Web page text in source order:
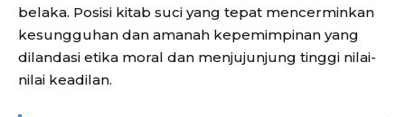
belaka. Posisi kitab suci yang tepat mencerminkan
kesungguhan dan amanah kepemimpinan yang
dilandasi etika moral dan menjujunjung tinggi nilai-
nilai keadilan.